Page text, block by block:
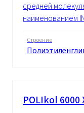
средней
наименованием
Строение
POLIkol